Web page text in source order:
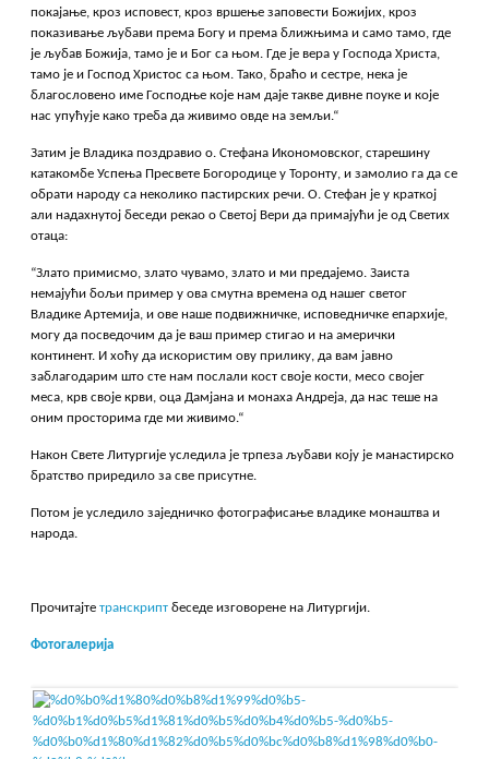
покајање, кроз исповест, кроз вршење заповести Божијих, кроз
показивање љубави према Богу и према ближњима и само тамо, где
је љубав Божија, тамо је и Бог са њом. Где је вера у Господа Христа,
тамо је и Господ Христос са њом. Тако, браћо и сестре, нека је
благословено име Господње које нам даје такве дивне поуке и које
нас упућује како треба да живимо овде на земљи.“
Затим је Владика поздравио о. Стефана Икономовског, старешину
катакомбе Успења Пресвете Богородице у Торонту, и замолио га да се
обрати народу са неколико пастирских речи. О. Стефан је у краткој
али надахнутој беседи рекао о Светој Вери да примајући је од Светих
отаца:
“Злато примисмо, злато чувамо, злато и ми предајемо. Заиста
немајући бољи пример у ова смутна времена од нашег светог
Владике Артемија, и ове наше подвижничке, исповедничке епархије,
могу да посведочим да је ваш пример стигао и на амерички
континент. И хоћу да искористим ову прилику, да вам јавно
заблагодарим што сте нам послали кост своје кости, месо својег
меса, крв своје крви, оца Дамјана и монаха Андреја, да нас теше на
оним просторима где ми живимо.“
Након Свете Литургије уследила је трпеза љубави коју је манастирско
братство приредило за све присутне.
Потом је уследило заједничко фотографисање владике монаштва и
народа.
Прочитајтетранскрипт беседе изговорене на Литургији.
Фотогалерија